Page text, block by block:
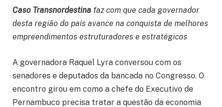
Caso Transnordestina faz com que cada governador
desta região do país avance na conquista de melhores
empreendimentos estruturadores e estratégicos
A governadora Raquel Lyra conversou com os
senadores e deputados da bancada no Congresso. O
encontro girou em como a chefe do Executivo de
Pernambuco precisa tratar a questão da economia